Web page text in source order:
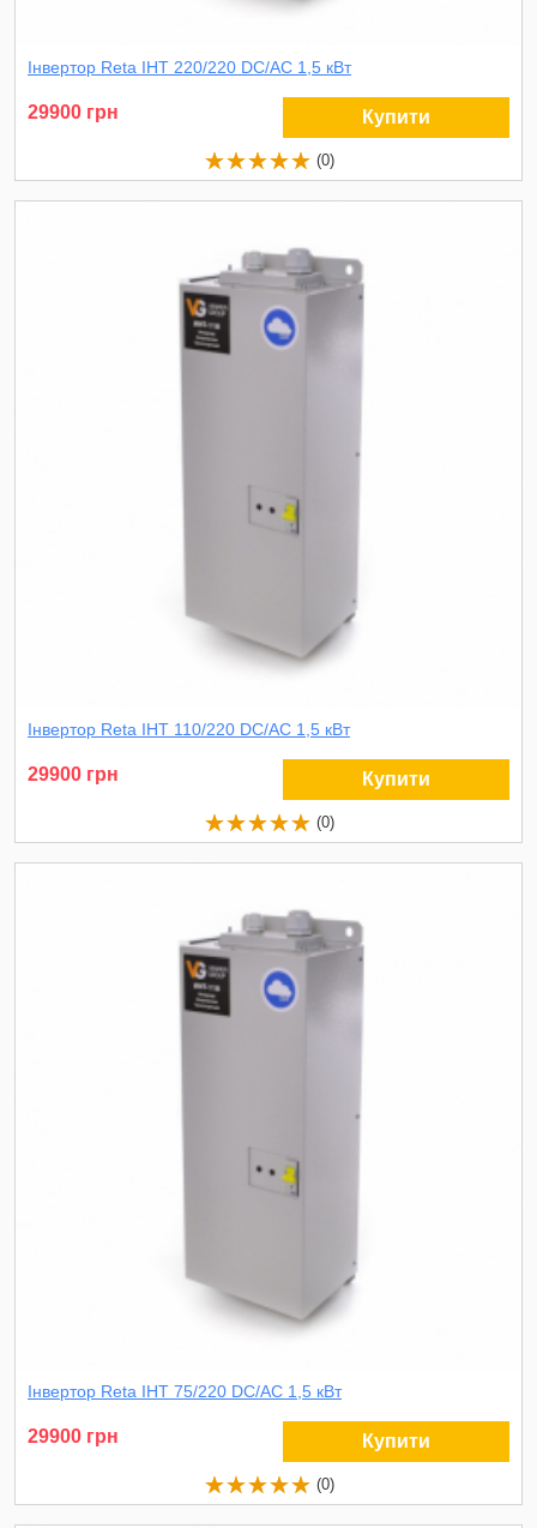
Інвертор Reta ІНТ 220/220 DC/AC 1,5 кВт
29900 грн Купити
(0)
Інвертор Reta ІНТ 110/220 DC/AC 1,5 кВт
29900 грн Купити
(0)
Інвертор Reta ІНТ 75/220 DC/AC 1,5 кВт
29900 грн Купити
(0)